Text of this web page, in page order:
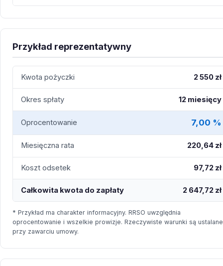
Przykład reprezentatywny
Kwota pożyczki 2 550 zł
Okres spłaty 12 miesięcy
Oprocentowanie 7,00 %
Miesięczna rata 220,64 zł
Koszt odsetek 97,72 zł
Całkowita kwota do zapłaty 2 647,72 zł
* Przykład ma charakter informacyjny. RRSO uwzględnia
oprocentowanie i wszelkie prowizje. Rzeczywiste warunki są ustalane
przy zawarciu umowy.